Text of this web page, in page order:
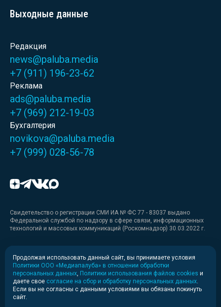
Выходные данные
Редакция
news@paluba.media
+7 (911) 196-23-62
Реклама
ads@paluba.media
+7 (969) 212-19-03
Бухгалтерия
novikova@paluba.media
+7 (999) 028-56-78
Свидетельство о регистрации СМИ ИА № ФС 77 - 83037 выдано
Федеральной службой по надзору в сфере связи, информационных
технологий и массовых коммуникаций (Роскомнадзор) 30.03.2022 г.
Медиакит
Медиакит для печати
Политика конфиденциальности
Продолжая использовать данный сайт, вы принимаете условия
Политики ООО «Медиапалуба» в отношении обработки
персональных данных Политики использования файлов cookies и
даете свое согласие на сбор и обработку персональных данных
Если вы не согласны с данными условиями вы обязаны покинуть
сайт.